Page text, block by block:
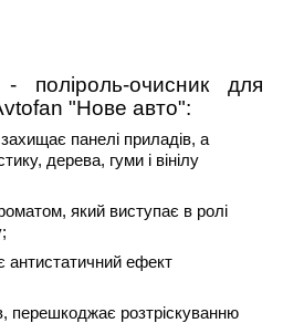
поліроль-очисник для
"Нове авто":
панелі приладів, а
дерева, гуми і вінілу
який виступає в ролі
антистатичний ефект
перешкоджає розтріскуванню